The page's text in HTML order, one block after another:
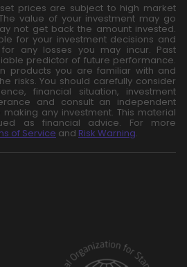
prices are subject to high market
value of your investment may go
not get back the amount invested.
for your investment decisions and
any losses you may incur. Past
predictor of future performance.
products you are familiar with and
risks. You should carefully consider
financial situation, investment
and consult an independent
any investment. This material
as financial advice. For more
of Service and Risk Warning.